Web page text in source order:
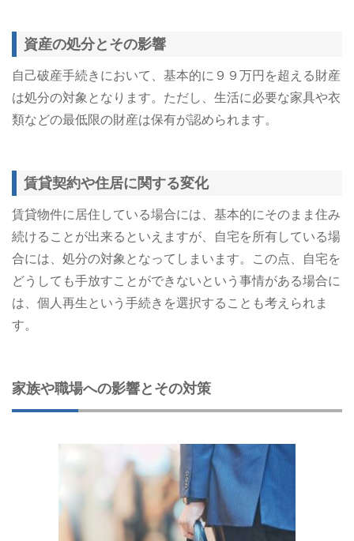
資産の処分とその影響
自己破産手続きにおいて、基本的に９９万円を超える財産
は処分の対象となります。ただし、生活に必要な家具や衣
類などの最低限の財産は保有が認められます。​
賃貸契約や住居に関する変化
賃貸物件に居住している場合には、基本的にそのまま住み
続けることが出来るといえますが、自宅を所有している場
合には、処分の対象となってしまいます。この点、自宅を
どうしても手放すことができないという事情がある場合に
は、個人再生という手続きを選択することも考えられま
す。
家族や職場への影響とその対策